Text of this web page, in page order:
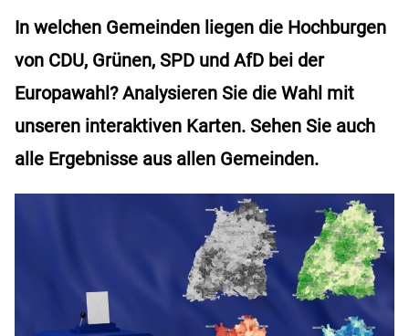
In welchen Gemeinden liegen die Hochburgen
von CDU, Grünen, SPD und AfD bei der
Europawahl? Analysieren Sie die Wahl mit
unseren interaktiven Karten. Sehen Sie auch
alle Ergebnisse aus allen Gemeinden.